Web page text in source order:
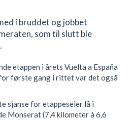
i bruddet og jobbet
som til slutt ble
etappen i årets Vuelta a España
første gang i rittet var det også
sjanse for etappeseier lå i
Monserat (7,4 kilometer à 6,6